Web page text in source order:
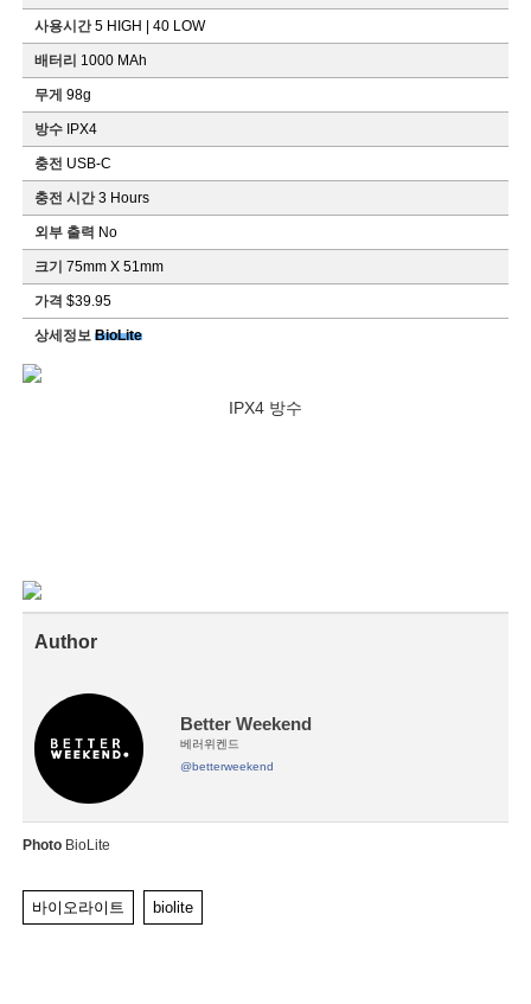
사용시간5 HIGH | 40 LOW
배터리 1000 MAh
무게 98g
방수 IPX4
충전 USB-C
충전 시간3 Hours
외부 출력 No
크기 75mm X 51mm
가격 $39.95
상세정보 BioLite
IPX4 방수
Author
Better Weekend
베러위켄드
@betterweekend
PhotoBioLite
바이오라이트 biolite